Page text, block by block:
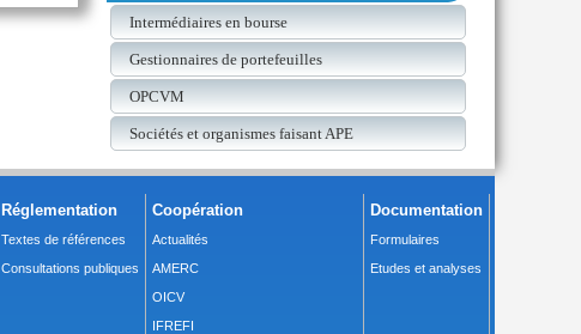
Intermédiaires en bourse
Gestionnaires de portefeuilles
OPCVM
Sociétés et organismes faisant APE
Réglementation
Textes de références
Consultations publiques
Coopération
Actualités
AMERC
OICV
IFREFI
Documentation
Formulaires
Etudes et analyses